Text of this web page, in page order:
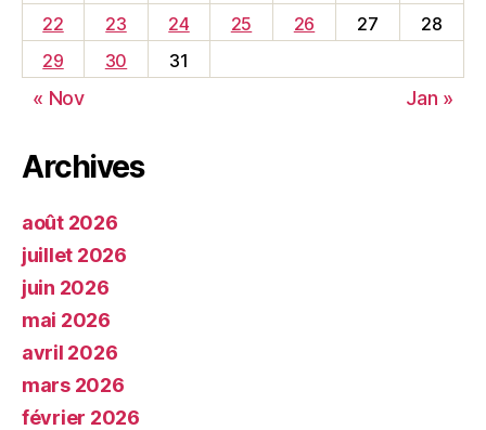
22
23 24 25 26 27
28
29
30 31
« Nov Jan »
Archives
août 2026
juillet 2026
juin 2026
mai 2026
avril 2026
mars 2026
février 2026